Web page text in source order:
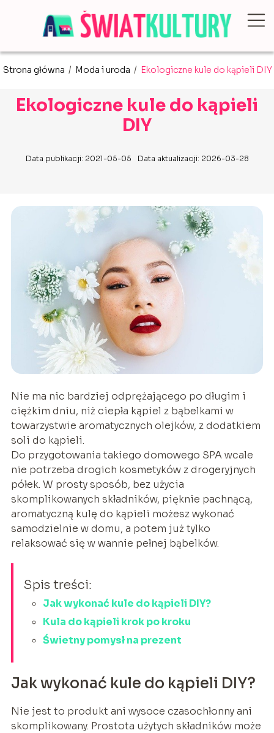
Strona główna / Moda i uroda / Ekologiczne kule do kąpieli DIY
Ekologiczne kule do kąpieli
DIY
Data publikacji: 2021-05-05 Data aktualizacji: 2026-03-28
Nie ma nic bardziej odprężającego po długim i
ciężkim dniu, niż ciepła kąpiel z bąbelkami w
towarzystwie aromatycznych olejków, z dodatkiem
soli do kąpieli.
Do przygotowania takiego domowego SPA wcale
nie potrzeba drogich kosmetyków z drogeryjnych
półek. W prosty sposób, bez użycia
skomplikowanych składników, pięknie pachnącą,
aromatyczną kulę do kąpieli możesz wykonać
samodzielnie w domu, a potem już tylko
relaksować się w wannie pełnej bąbelków.
Spis treści:
Jak wykonać kule do kąpieli DIY?
Kula do kąpieli krok po kroku
Świetny pomysł na prezent
Jak wykonać kule do kąpieli DIY?
Nie jest to produkt ani wysoce czasochłonny ani
skomplikowany. Prostota użytych składników może